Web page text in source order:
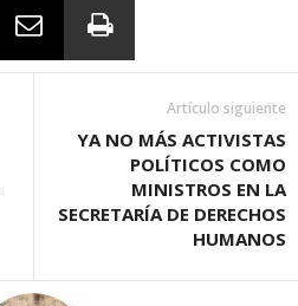
Artículo siguiente
YA NO MÁS ACTIVISTAS
POLÍTICOS COMO
MINISTROS EN LA
SECRETARÍA DE DERECHOS
HUMANOS